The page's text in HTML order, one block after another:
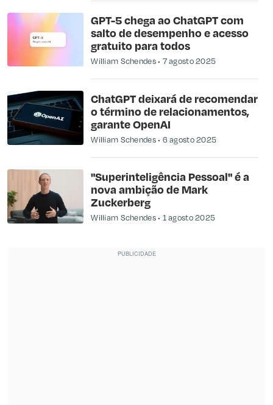
GPT-5 chega ao ChatGPT com
salto de desempenho e acesso
gratuito para todos
William Schendes 7 agosto 2025
ChatGPT deixará de recomendar
o término de relacionamentos,
garante OpenAI
William Schendes 6 agosto 2025
"Superinteligência Pessoal" é a
nova ambição de Mark
Zuckerberg
William Schendes 1 agosto 2025